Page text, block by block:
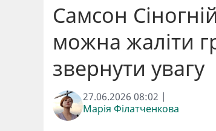
Самсон
можна жаліти
звернути увагу
27.06.2026 08:02 |
Марія Філатченкова